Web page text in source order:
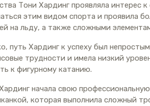
Тони Хардинг проявляла интерес
этим видом спорта и проявила
на льду, а также сложными
путь Хардинг к успеху был
трудности и имела низкий
к фигурному катанию.
начала свою
которая выполнила сложный